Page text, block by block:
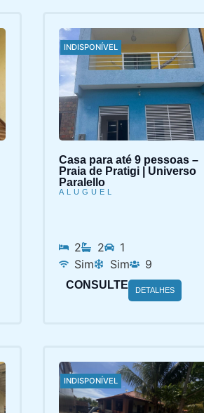
INDISPONÍVEL
Casa para até 9 pessoas –
Praia de Pratigi | Universo
Paralello
ALUGUEL
2 2
1
Sim
Sim 9
CONSULTE DETALHES
INDISPONÍVEL